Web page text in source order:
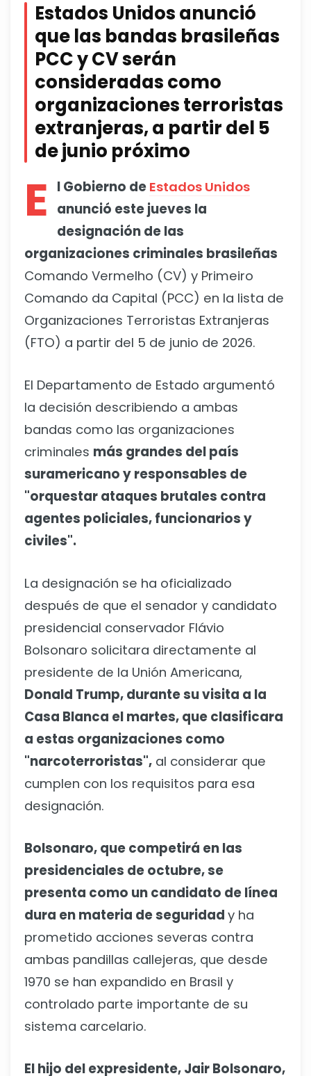
Estados Unidos anunció
que las bandas brasileñas
PCC y CV serán
consideradas como
organizaciones terroristas
extranjeras, a partir del 5
de junio próximo
E l Gobierno de Estados Unidos
anunció este jueves la
designación de las
organizaciones criminales brasileñas
Comando Vermelho (CV) y Primeiro
Comando da Capital (PCC) en la lista de
Organizaciones Terroristas Extranjeras
(FTO) a partir del 5 de junio de 2026.
El Departamento de Estado argumentó
la decisión describiendo a ambas
bandas como las organizaciones
criminales más grandes del país
suramericano y responsables de
"orquestar ataques brutales contra
agentes policiales, funcionarios y
civiles".
La designación se ha oficializado
después de que el senador y candidato
presidencial conservador Flávio
Bolsonaro solicitara directamente al
presidente de la Unión Americana,
Donald Trump, durante su visita a la
Casa Blanca el martes, que clasificara
a estas organizaciones como
"narcoterroristas", al considerar que
cumplen con los requisitos para esa
designación.
Bolsonaro, que competirá en las
presidenciales de octubre, se
presenta como un candidato de línea
dura en materia de seguridad y ha
prometido acciones severas contra
ambas pandillas callejeras, que desde
1970 se han expandido en Brasil y
controlado parte importante de su
sistema carcelario.
El hijo del expresidente, Jair Bolsonaro,